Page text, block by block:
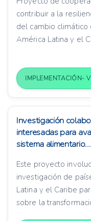
contribuir a la
del cambio
América Latina y el
IMPLEMENTACIÓN-
Investigación
interesadas para
sistema alimentario...
Este proyecto
investigación de
Latina y el Caribe
sobre la